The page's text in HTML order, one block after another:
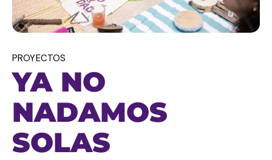
PROYECTOS
YA NO
NADAMOS
SOLAS